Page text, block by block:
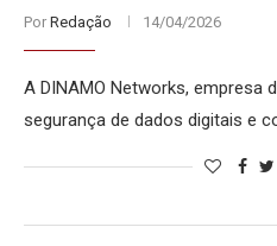
Por Redação 14/04/2026
A DINAMO Networks, empresa
segurança de dados digitais e